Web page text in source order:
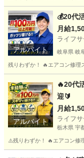
愛知 名古屋市 栄町
アルバイト
💰20代
月給
ライフ
岐阜県 岐
残りわずか！ 🔥エアコン修理
岐阜駅
アルバイト
🔥20代
迎🔰
月給
ライフ
栃木県 宇
⚠️残りわずか！ 🔥エアコン修
宇都